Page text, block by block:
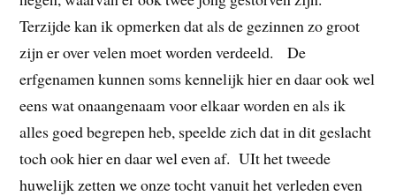
Terzijde kan ik opmerken dat als de gezinnen zo groot
zijn er over velen moet worden verdeeld. De
erfgenamen kunnen soms kennelijk hier en daar ook wel
eens wat onaangenaam voor elkaar worden en als ik
alles goed begrepen heb, speelde zich dat in dit geslacht
toch ook hier en daar wel even af. UIt het tweede
huwelijk zetten we onze tocht vanuit het verleden even